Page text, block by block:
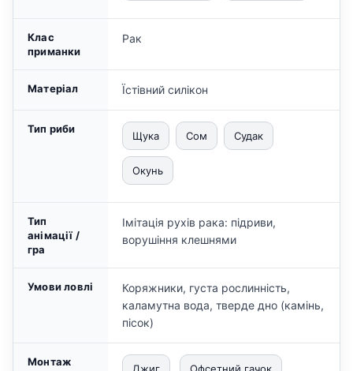
Клас
приманки
Рак
Матеріал Їстівний силікон
Тип риби
Щука Сом Судак
Окунь
Тип
анімації /
гра
Імітація рухів рака: підриви,
ворушіння клешнями
Умови ловлі
Коряжники, густа рослинність,
каламутна вода, тверде дно (камінь,
пісок)
Монтаж